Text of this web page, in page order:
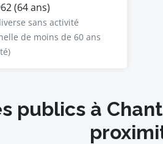
(64 ans)
sans activité
de moins de 60 ans
publics à